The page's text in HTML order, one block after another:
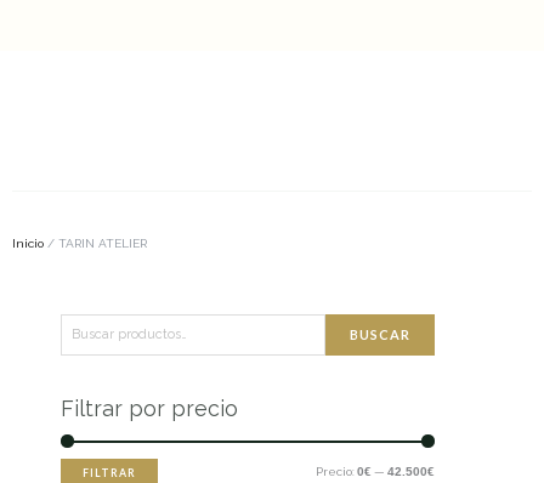
Inicio / TARIN ATELIER
por:
BUSCAR
Filtrar por precio
FILTRAR Precio: 0€ — 42.500€